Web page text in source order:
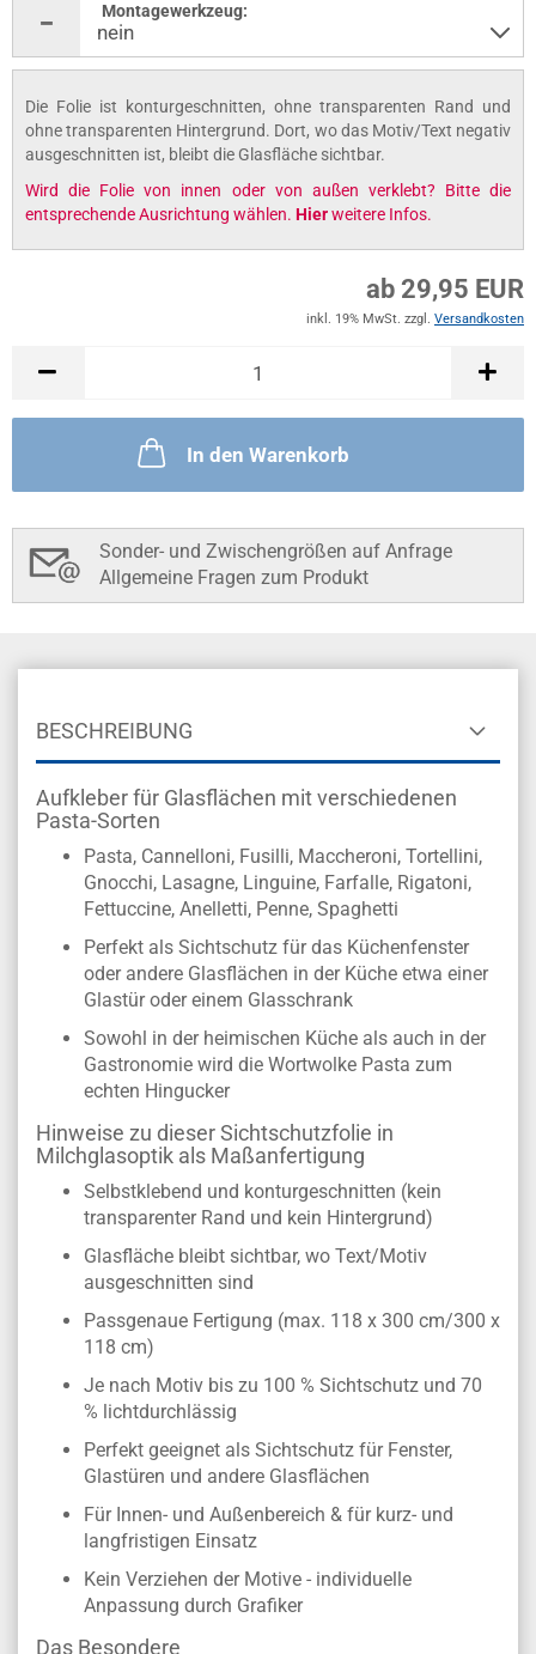
Montagewerkzeug:
Die Folie ist konturgeschnitten, ohne transparenten Rand und
ohne transparenten Hintergrund. Dort, wo das Motiv/Text negativ
ausgeschnitten ist, bleibt die Glasfläche sichtbar.
Wird die Folie von innen oder von außen verklebt? Bitte die
entsprechende Ausrichtung wählen. Hierweitere Infos.
ab 29,95 EUR
inkl. 19% MwSt. zzgl. Versandkosten
In den Warenkorb
Sonder- und Zwischengrößen auf Anfrage
Allgemeine Fragen zum Produkt
BESCHREIBUNG
Aufkleber für Glasflächen mit verschiedenen
Pasta-Sorten
Pasta, Cannelloni, Fusilli, Maccheroni, Tortellini,
Gnocchi, Lasagne, Linguine, Farfalle, Rigatoni,
Fettuccine, Anelletti, Penne, Spaghetti
Perfekt als Sichtschutz für das Küchenfenster
oder andere Glasflächen in der Küche etwa einer
Glastür oder einem Glasschrank
Sowohl in der heimischen Küche als auch in der
Gastronomie wird die Wortwolke Pasta zum
echten Hingucker
Hinweise zu dieser Sichtschutzfolie in
Milchglasoptik als Maßanfertigung
Selbstklebend und konturgeschnitten (kein
transparenter Rand und kein Hintergrund)
Glasfläche bleibt sichtbar, wo Text/Motiv
ausgeschnitten sind
Passgenaue Fertigung (max. 118 x 300 cm/300 x
118 cm)
Je nach Motiv bis zu 100 % Sichtschutz und 70
% lichtdurchlässig
Perfekt geeignet als Sichtschutz für Fenster,
Glastüren und andere Glasflächen
Für Innen- und Außenbereich & für kurz- und
langfristigen Einsatz
Kein Verziehen der Motive - individuelle
Anpassung durch Grafiker
Das Besondere